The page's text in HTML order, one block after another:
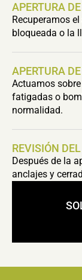
APERTURA
Recuperamos
bloqueada o la
APERTURA
Actuamos
fatigadas o
normalidad.
REVISIÓN
Después de la
anclajes y